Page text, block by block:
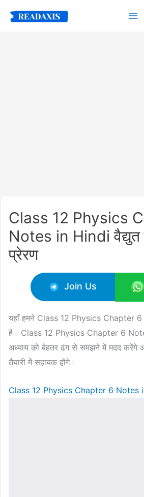
Class 12 Physics
Notes in Hindi वैद्युत
प्रेरण
Join Us
यहाँ हमने Class 12 Physics Chapter
है। Class 12 Physics Chapter 6
अध्याय को बेहतर ढंग से समझने में मदद करेंगे
तैयारी में सहायक होंगे।
Class 12 Physics Chapter 6 Notes